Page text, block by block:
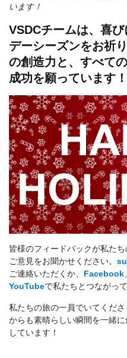
います！
VSDCチームは、喜
デーシーズンをお祈
の創造力と、すべて
成功を願っています！
皆様のフィードバックが私た
ご意見をお聞かせください。
ご連絡いただくか、 Facebook、
YouTubeで私たちとつながって
私たちの旅の一員でいてくだ
からも素晴らしい瞬間を一緒
しています！